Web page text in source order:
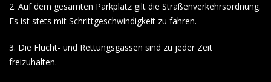
2. Auf dem gesamten Parkplatz gilt die Straßenverkehrsordnung.
Es ist stets mit Schrittgeschwindigkeit zu fahren.
3. Die Flucht- und Rettungsgassen sind zu jeder Zeit
freizuhalten.